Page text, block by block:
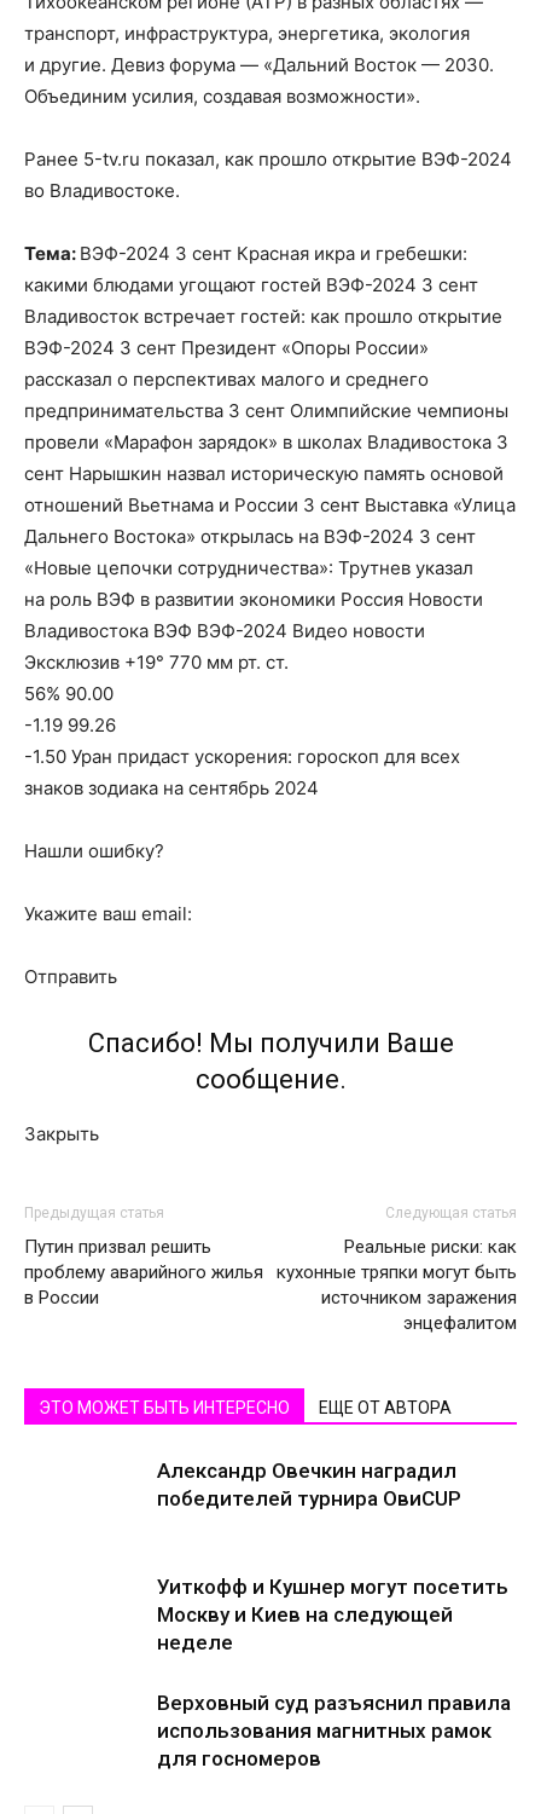
транспорт, инфраструктура, энергетика, экология
и другие. Девиз форума — «Дальний Восток — 2030.
Объединим усилия, создавая возможности».
Ранее 5-tv.ru показал, как прошло открытие ВЭФ-2024
во Владивостоке.
Тема: ВЭФ-2024 3 сент Красная икра и гребешки:
какими блюдами угощают гостей ВЭФ-2024 3 сент
Владивосток встречает гостей: как прошло открытие
ВЭФ-2024 3 сент Президент «Опоры России»
рассказал о перспективах малого и среднего
предпринимательства 3 сент Олимпийские чемпионы
провели «Марафон зарядок» в школах Владивостока 3
сент Нарышкин назвал историческую память основой
отношений Вьетнама и России 3 сент Выставка «Улица
Дальнего Востока» открылась на ВЭФ-2024 3 сент
«Новые цепочки сотрудничества»: Трутнев указал
на роль ВЭФ в развитии экономики Россия Новости
Владивостока ВЭФ ВЭФ-2024 Видео новости
Эксклюзив +19° 770 мм рт. ст.
56% 90.00
-1.19 99.26
-1.50 Уран придаст ускорения: гороскоп для всех
знаков зодиака на сентябрь 2024
Нашли ошибку?
Укажите ваш email:
Отправить
Спасибо! Мы получили Ваше
сообщение.
Закрыть
Предыдущая статья
Путин призвал решить
проблему аварийного жилья
в России
Следующая статья
Реальные риски: как
кухонные тряпки могут быть
источником заражения
энцефалитом
ЭТО МОЖЕТ БЫТЬ ИНТЕРЕСНО ЕЩЕ ОТ АВТОРА
Александр Овечкин наградил
победителей турнира ОвиCUP
Уиткофф и Кушнер могут посетить
Москву и Киев на следующей
неделе
Верховный суд разъяснил правила
использования магнитных рамок
для госномеров